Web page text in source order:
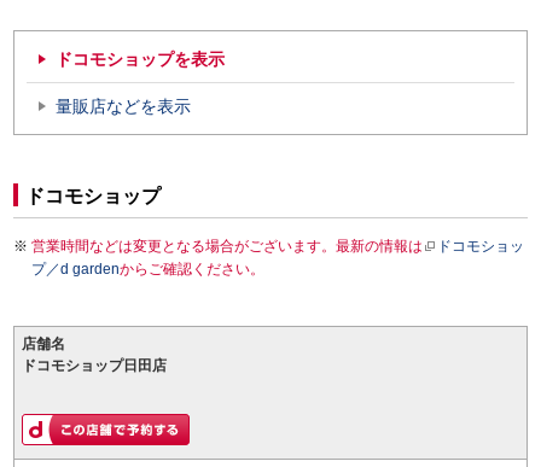
ドコモショップを表示
量販店などを表示
ドコモショップ
営業時間などは変更となる場合がございます。最新の情報は
ドコモショッ
プ／d gardenからご確認ください。
店舗名
ドコモショップ日田店